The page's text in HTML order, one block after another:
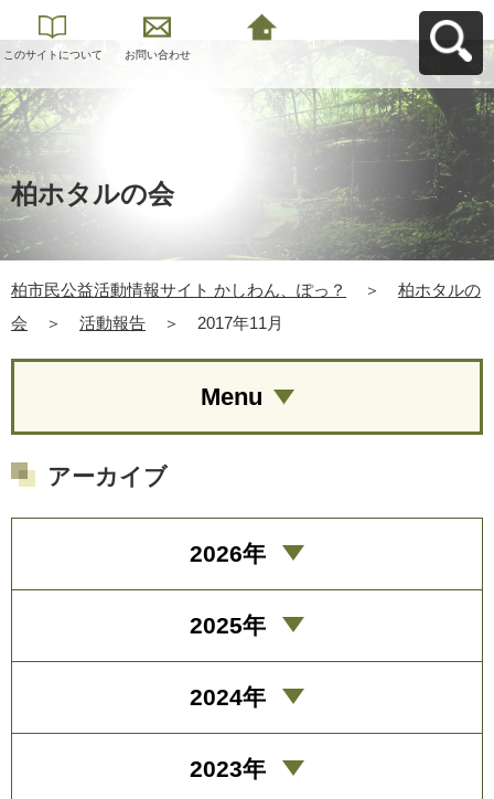
このサイトについて お問い合わせ
柏ホタルの会
柏市民公益活動情報サイト かしわん、ぽっ？ ＞
柏ホタルの
会
＞ 活動報告 ＞ 2017年11月
Menu
アーカイブ
2026年
2025年
2024年
2023年